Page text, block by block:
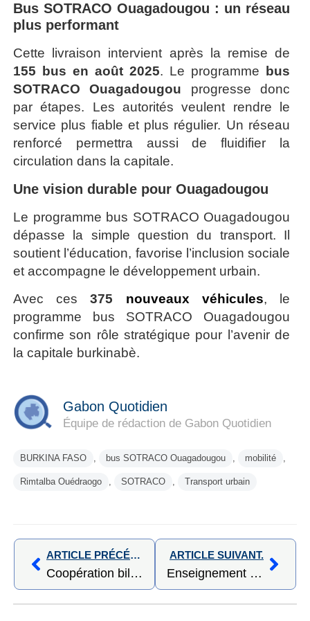
Bus SOTRACO Ouagadougou : un réseau
plus performant
Cette livraison intervient après la remise de
155 bus en août 2025. Le programme
bus
SOTRACO Ouagadougou progresse donc
par étapes. Les autorités veulent rendre le
service plus fiable et plus régulier. Un réseau
renforcé permettra aussi de fluidifier la
circulation dans la capitale.
Une vision durable pour Ouagadougou
Le programme bus SOTRACO Ouagadougou
dépasse la simple question du transport. Il
soutient l’éducation, favorise l’inclusion sociale
et accompagne le développement urbain.
Avec ces375 nouveaux véhicules, le
programme bus SOTRACO Ouagadougou
confirme son rôle stratégique pour l’avenir de
la capitale burkinabè.
Gabon Quotidien
Équipe de rédaction de Gabon Quotidien
BURKINA FASO bus SOTRACO Ouagadougou mobilité
Rimtalba Ouédraogo SOTRACO Transport urbain
ARTICLE PRÉCÉDENT,
Coopération bilatérale : l’Inde et le Burkina Faso célèbrent 77 ans de République et renforcent leur partenariat stratégique
ARTICLE SUIVANT.
Enseignement supérieur et innovation : le Burkina Faso engage la construction d’une université technologique de nouvelle génération